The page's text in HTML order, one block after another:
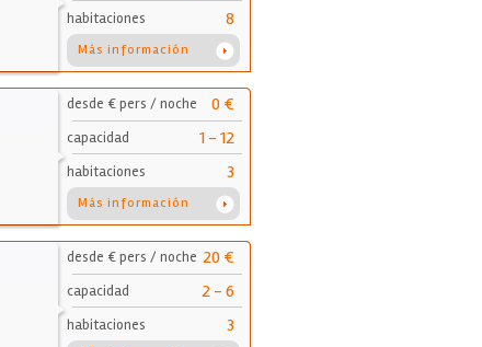
habitaciones 8
Más información
desde € pers / noche 0 €
capacidad 1 - 12
habitaciones 3
Más información
desde € pers / noche 20 €
capacidad 2 - 6
habitaciones 3